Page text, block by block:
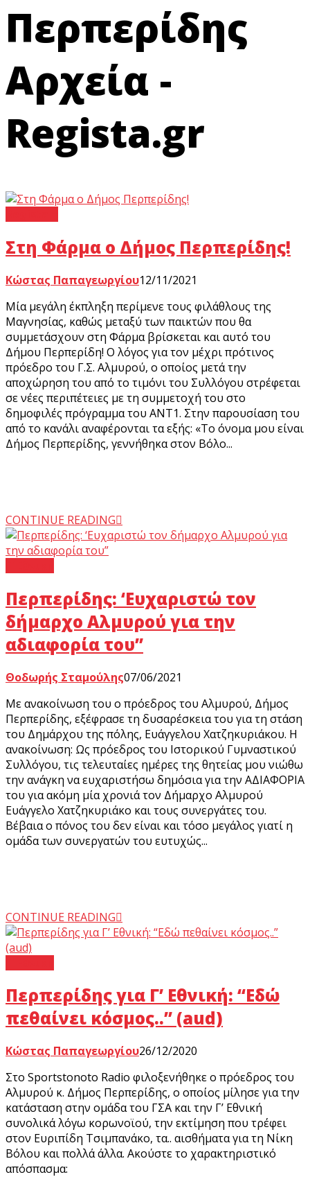
Περπερίδης
Αρχεία -
Regista.gr
Στη Φάρμα ο Δήμος Περπερίδης!
Κώστας Παπαγεωργίου12/11/2021
Μία μεγάλη έκπληξη περίμενε τους φιλάθλους της
Μαγνησίας, καθώς μεταξύ των παικτών που θα
συμμετάσχουν στη Φάρμα βρίσκεται και αυτό του
Δήμου Περπερίδη! Ο λόγος για τον μέχρι πρότινος
πρόεδρο του Γ.Σ. Αλμυρού, ο οποίος μετά την
αποχώρηση του από το τιμόνι του Συλλόγου στρέφεται
σε νέες περιπέτειες με τη συμμετοχή του στο
δημοφιλές πρόγραμμα του ΑΝΤ1. Στην παρουσίαση του
από το κανάλι αναφέρονται τα εξής: «Το όνομα μου είναι
Δήμος Περπερίδης, γεννήθηκα στον Βόλο...
CONTINUE READING
Περπερίδης: ‘Eυχαριστώ τον
δήμαρχο Αλμυρού για την
αδιαφορία του”
Θοδωρής Σταμούλης07/06/2021
Mε ανακοίνωση του ο πρόεδρος του Αλμυρού, Δήμος
Περπερίδης, εξέφρασε τη δυσαρέσκεια του για τη στάση
του Δημάρχου της πόλης, Ευάγγελου Χατζηκυριάκου. H
ανακοίνωση: Ως πρόεδρος του Ιστορικού Γυμναστικού
Συλλόγου, τις τελευταίες ημέρες της θητείας μου νιώθω
την ανάγκη να ευχαριστήσω δημόσια για την ΑΔΙΑΦΟΡΙΑ
του για ακόμη μία χρονιά τον Δήμαρχο Αλμυρού
Ευάγγελο Χατζηκυριάκο και τους συνεργάτες του.
Βέβαια ο πόνος του δεν είναι και τόσο μεγάλος γιατί η
ομάδα των συνεργατών του ευτυχώς...
CONTINUE READING
Περπερίδης για Γ’ Εθνική: “Εδώ
πεθαίνει κόσμος..” (aud)
Κώστας Παπαγεωργίου26/12/2020
Στο Sportstonoto Radio φιλοξενήθηκε ο πρόεδρος του
Αλμυρού κ. Δήμος Περπερίδης, ο οποίος μίλησε για την
κατάσταση στην ομάδα του ΓΣΑ και την Γ’ Εθνική
συνολικά λόγω κορωνοϊού, την εκτίμηση που τρέφει
στον Ευριπίδη Τσιμπανάκο, τα.. αισθήματα για τη Νίκη
Βόλου και πολλά άλλα. Ακούστε το χαρακτηριστικό
απόσπασμα: